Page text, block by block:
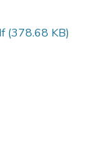
(378.68 KB)